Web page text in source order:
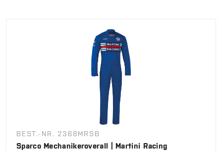
BEST.-NR. 2368MRSB
Sparco Mechanikeroverall | Martini Racing